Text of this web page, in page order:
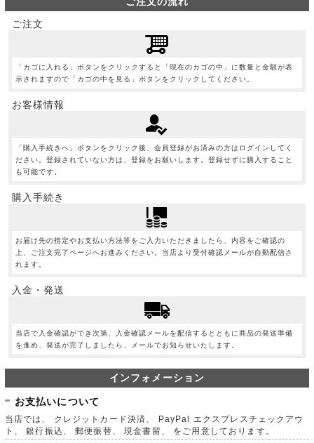
ご注文
「カゴに入れる」ボタンをクリックすると「現在のカゴの中」に数量と金額が表
示されますので「カゴの中を見る」ボタンをクリックしてください。
お客様情報
「購入手続きへ」ボタンをクリック後、会員登録がお済みの方はログインしてく
ださい。登録されていない方は、登録をお願いします。登録せずに購入すること
も可能です。
購入手続き
お届け先の指定やお支払い方法等をご入力いただきましたら、内容をご確認の
上、ご注文完了ページへお進みください。当店より受付確認メールが自動配信さ
れます。
入金・発送
当店で入金確認ができ次第、入金確認メールを配信するとともに商品の発送準備
を進め、発送が完了しましたら、メールでお知らせいたします。
インフォメーション
お支払いについて
当店では、 クレジットカード決済、 PayPal エクスプレスチェックアウ
ト、 銀行振込、 郵便振替、 現金書留、 をご用意しております。